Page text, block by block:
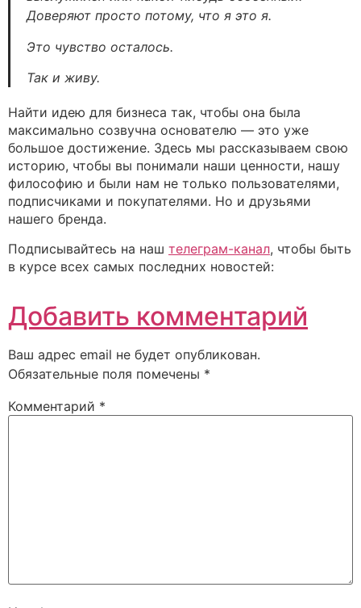
Доверяют просто потому, что я это я.
Это чувство осталось.
Так и живу.
Найти идею для бизнеса так, чтобы она была
максимально созвучна основателю — это уже
большое достижение. Здесь мы рассказываем свою
историю, чтобы вы понимали наши ценности, нашу
философию и были нам не только пользователями,
подписчиками и покупателями. Но и друзьями
нашего бренда.
Подписывайтесь на наш телеграм-канал, чтобы быть
в курсе всех самых последних новостей:
Добавить комментарий
Ваш адрес email не будет опубликован.
Обязательные поля помечены *
Комментарий *